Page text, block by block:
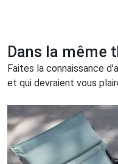
Dans la même
Faites la connaissance
et qui devraient vous